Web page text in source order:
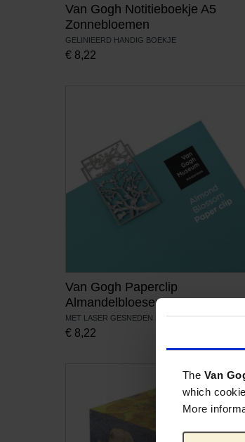
The Van
which
More
Van Gogh Notitieboekje A5
Zonnebloemen
GELINIEERD HANDIG BOEKJE
€ 8,22
Van Gogh Paperclip
Almandelbloesem
MET LASER GESNEDEN PRINT
€ 8,22